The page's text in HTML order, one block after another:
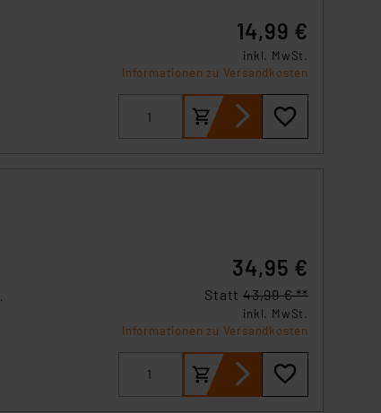
14,99 €
inkl. MwSt.
Informationen zu Versandkosten
34,95 €
Statt 43,99 € **
inkl. MwSt.
Informationen zu Versandkosten